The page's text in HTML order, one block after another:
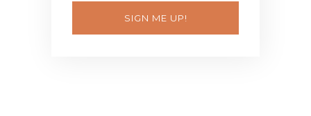
SIGN ME UP!